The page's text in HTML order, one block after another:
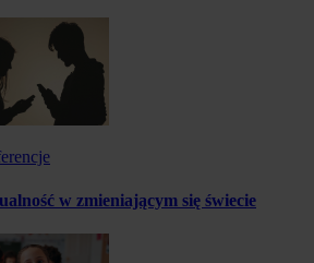
w zmieniającym się świecie